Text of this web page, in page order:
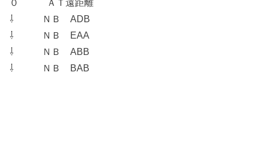
０ ＡＴ遠距離
⇩ ＮＢ ADB
⇩ ＮＢ EAA
⇩ ＮＢ ABB
⇩ ＮＢ BAB